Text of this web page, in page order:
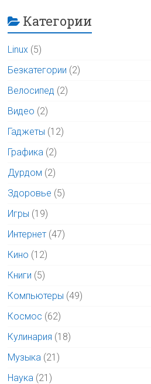
Категории
Linux (5)
Безкатегории (2)
Велосипед (2)
Видео (2)
Гаджеты (12)
Графика (2)
Дурдом (2)
Здоровье (5)
Игры (19)
Интернет (47)
Кино (12)
Книги (5)
Компьютеры (49)
Космос (62)
Кулинария (18)
Музыка (21)
Наука (21)